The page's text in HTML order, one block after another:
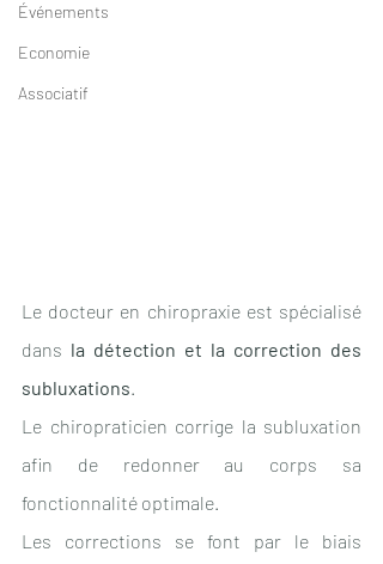
Événements
Economie
Associatif
Le docteur en chiropraxie est spécialisé
dans la détection et la correction des
subluxations.
Le chiropraticien corrige la subluxation
afin de redonner au corps sa
fonctionnalité optimale.